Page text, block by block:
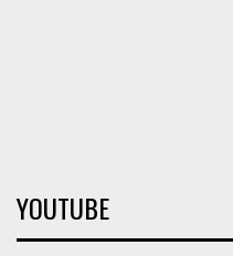
YOUTUBE